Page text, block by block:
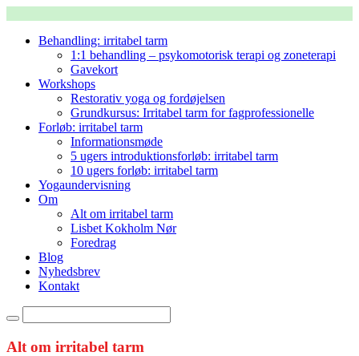
Behandling: irritabel tarm
1:1 behandling – psykomotorisk terapi og zoneterapi
Gavekort
Workshops
Restorativ yoga og fordøjelsen
Grundkursus: Irritabel tarm for fagprofessionelle
Forløb: irritabel tarm
Informationsmøde
5 ugers introduktionsforløb: irritabel tarm
10 ugers forløb: irritabel tarm
Yogaundervisning
Om
Alt om irritabel tarm
Lisbet Kokholm Nør
Foredrag
Blog
Nyhedsbrev
Kontakt
Alt om irritabel tarm